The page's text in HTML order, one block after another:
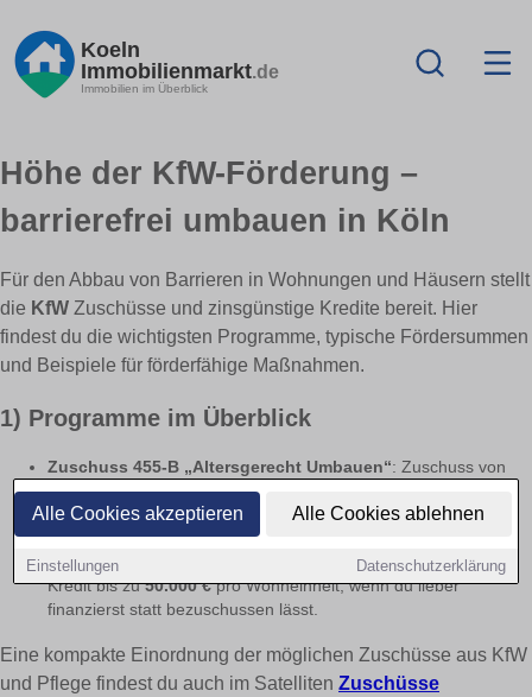
Alle Cookies akzeptieren Alle Cookies ablehnen
Einstellungen Datenschutzerklärung
Koeln
Immobilienmarkt.de
Immobilien im Überblick
Höhe der KfW-Förderung –
barrierefrei umbauen in Köln
Für den Abbau von Barrieren in Wohnungen und Häusern stellt
die KfW Zuschüsse und zinsgünstige Kredite bereit. Hier
findest du die wichtigsten Programme, typische Fördersummen
und Beispiele für förderfähige Maßnahmen.
1) Programme im Überblick
Zuschuss 455-B „Altersgerecht Umbauen“: Zuschuss von
i. d. R. bis zu6.250 €pro Wohneinheit (prozentualer Zuschuss
auf die förderfähigen Kosten; gilt für Einzelmaßnahmen und
Standard „Altersgerechtes Haus“).
Kredit 159 „Altersgerecht Umbauen – Kredit“: zinsgünstiger
Kredit bis zu50.000 €pro Wohneinheit, wenn du lieber
finanzierst statt bezuschussen lässt.
Eine kompakte Einordnung der möglichen Zuschüsse aus KfW
und Pflege findest du auch im Satelliten Zuschüsse